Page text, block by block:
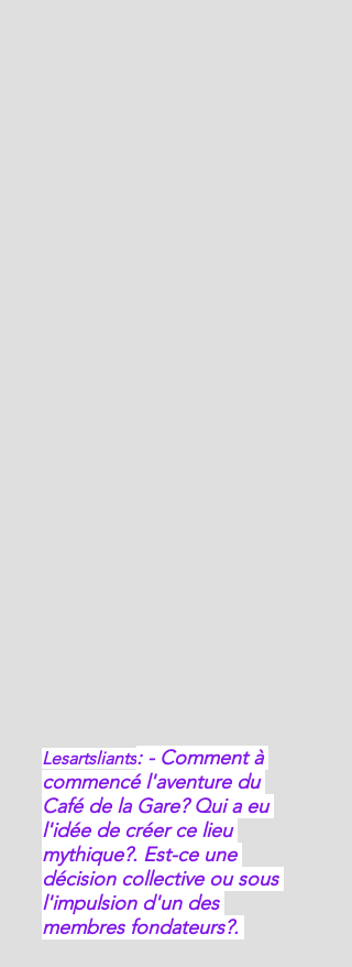
Lesartsliants: - Comment à
commencé l'aventure du
Café de la Gare? Qui a eu
l'idée de créer ce lieu
mythique?. Est-ce une
décision collective ou sous
l'impulsion d'un des
membres fondateurs?.